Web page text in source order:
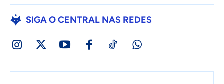
SIGA O CENTRAL NAS REDES